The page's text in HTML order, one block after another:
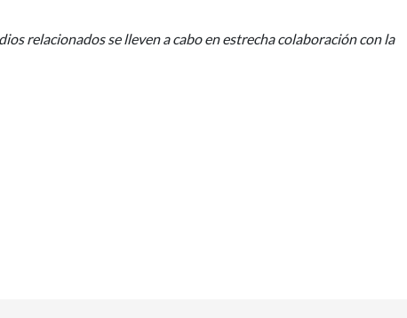
relacionados se lleven a cabo en estrecha colaboración con la